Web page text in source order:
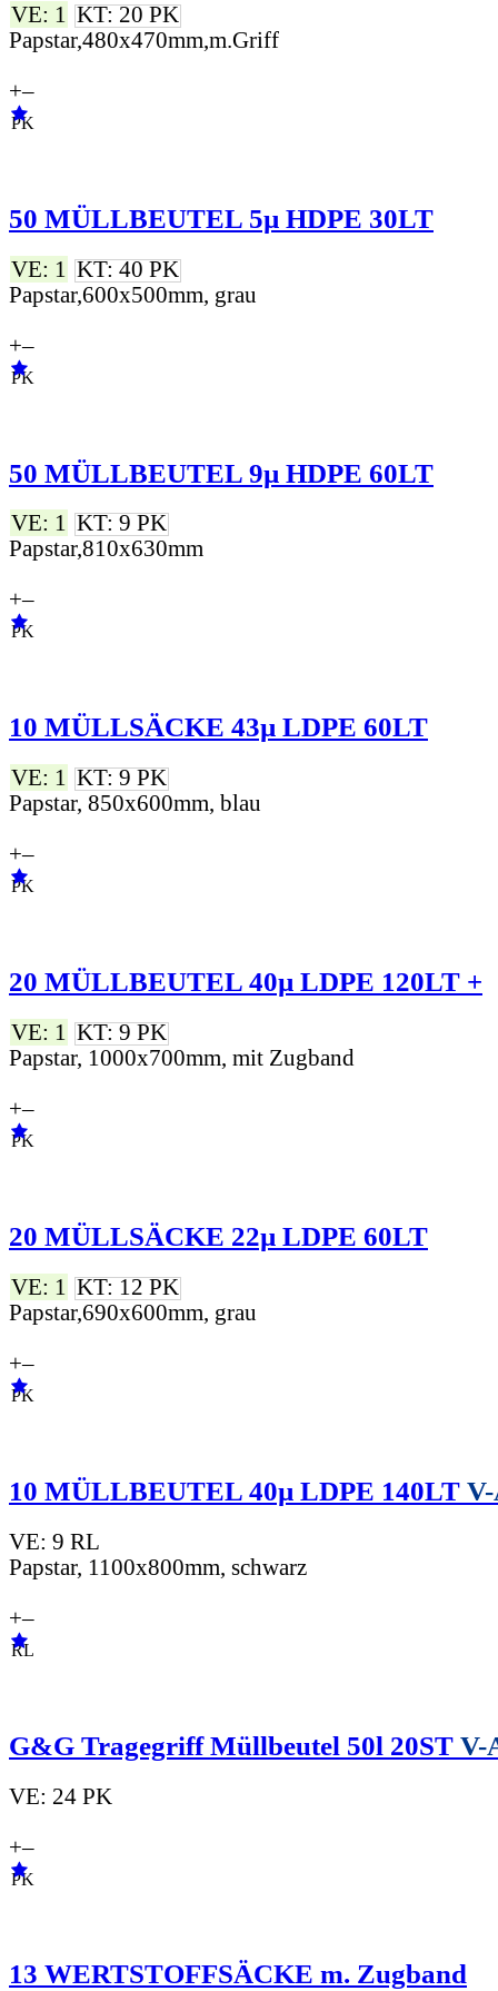
VE: 1 KT: 20 PK
Papstar,480x470mm,m.Griff
+–
PK
50 MÜLLBEUTEL 5µ HDPE 30LT
VE: 1 KT: 40 PK
Papstar,600x500mm, grau
+–
PK
50 MÜLLBEUTEL 9µ HDPE 60LT
VE: 1 KT: 9 PK
Papstar,810x630mm
+–
PK
10 MÜLLSÄCKE 43µ LDPE 60LT
VE: 1 KT: 9 PK
Papstar, 850x600mm, blau
+–
PK
20 MÜLLBEUTEL 40µ LDPE 120LT +
VE: 1 KT: 9 PK
Papstar, 1000x700mm, mit Zugband
+–
PK
20 MÜLLSÄCKE 22µ LDPE 60LT
VE: 1 KT: 12 PK
Papstar,690x600mm, grau
+–
PK
10 MÜLLBEUTEL 40µ LDPE 140LT
VE: 9 RL
Papstar, 1100x800mm, schwarz
+–
RL
G&G Tragegriff Müllbeutel 50l 20ST V-
VE: 24 PK
+–
PK
13 WERTSTOFFSÄCKE m. Zugband